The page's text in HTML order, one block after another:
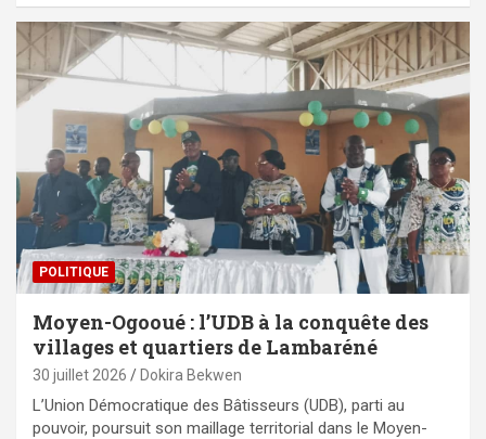
POLITIQUE
Moyen-Ogooué : l’UDB à la conquête des
villages et quartiers de Lambaréné
30 juillet 2026 Dokira Bekwen
L’Union Démocratique des Bâtisseurs (UDB), parti au
pouvoir, poursuit son maillage territorial dans le Moyen-